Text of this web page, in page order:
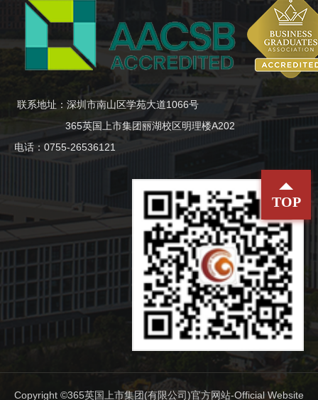
联系地址：深圳市南山区学苑大道1066号
365英国上市集团丽湖校区明理楼A202
电话：0755-26536121
Copyright ©365英国上市集团(有限公司)官方网站-Official Website
TOP